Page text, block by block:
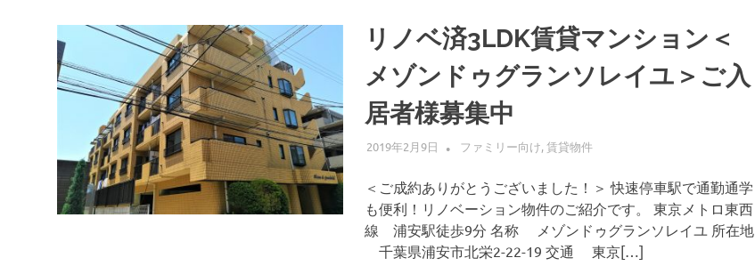
リノベ済3LDK賃貸マンション＜
メゾンドゥグランソレイユ＞ご入
居者様募集中
2019年2月9日 ALLFLOW
ファミリー向け,賃貸物件
＜ご成約ありがとうございました！＞ 快速停車駅で通勤通学
も便利！リノベーション物件のご紹介です。 東京メトロ東西
線 浦安駅徒歩9分 名称 メゾンドゥグランソレイユ 所在地
千葉県浦安市北栄2-22-19 交通 東京[…]